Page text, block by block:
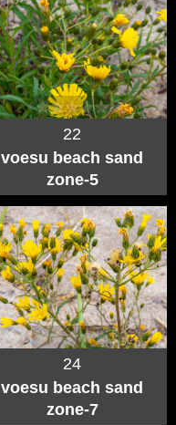
22
voesu beach sand
zone-5
24
voesu beach sand
zone-7